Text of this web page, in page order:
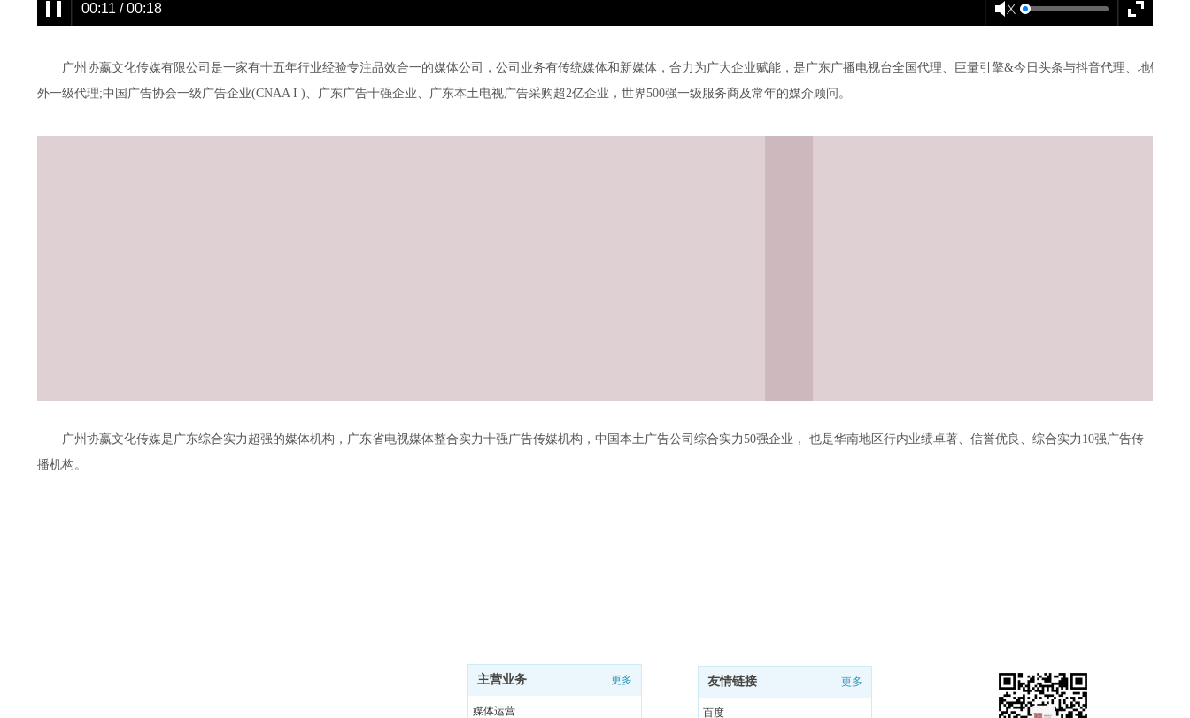
广州协嬴文化传媒有限公司是一家有十五年行业经验专注品效合一的媒体公司，公司业务有传统媒体和新媒体，合力为广大企业赋能，是广东广播电视台全国代理、巨量引擎&今日头条与抖音代理、地铁公交
外一级代理;中国广告协会一级广告企业(CNAA I )、广东广告十强企业、广东本土电视广告采购超2亿企业，世界500强一级服务商及常年的媒介顾问。
00:11 / 00:18
广州协嬴文化传媒是广东综合实力超强的媒体机构，广东省电视媒体整合实力十强广告传媒机构，中国本土广告公司综合实力50强企业， 也是华南地区行内业绩卓著、信誉优良、综合实力10强广告传
播机构。
主营业务 更多
媒体运营
友情链接 更多
百度